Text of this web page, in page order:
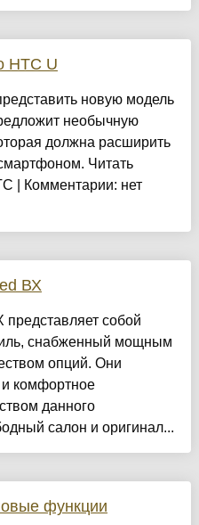
HTC U
новую модель
необычную
должна расширить
Читать
| Комментарии: нет
ВХ
представляет собой
снабженный мощным
опций. Они
и комфортное
данного
салон и оригинал...
функции